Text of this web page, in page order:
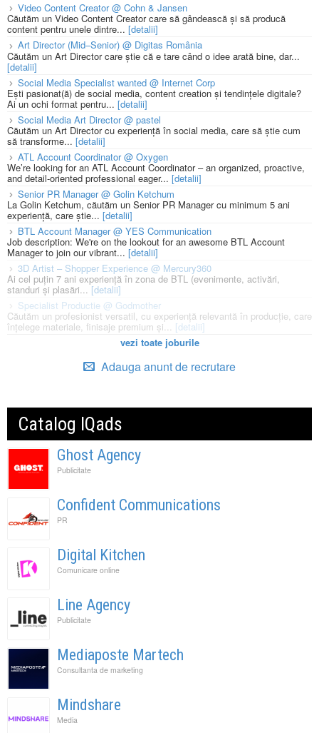
Video Content Creator @ Cohn & Jansen
Căutăm un Video Content Creator care să gândească și să producă
content pentru unele dintre... [detalii]
Art Director (Mid–Senior) @ Digitas România
Căutăm un Art Director care știe că e tare când o idee arată bine, dar...
[detalii]
Social Media Specialist wanted @ Internet Corp
Ești pasionat(ă) de social media, content creation și tendințele digitale?
Ai un ochi format pentru... [detalii]
Social Media Art Director @ pastel
Căutăm un Art Director cu experiență în social media, care să știe cum
să transforme... [detalii]
ATL Account Coordinator @ Oxygen
We’re looking for an ATL Account Coordinator – an organized, proactive,
and detail-oriented professional eager... [detalii]
Senior PR Manager @ Golin Ketchum
La Golin Ketchum, căutăm un Senior PR Manager cu minimum 5 ani
experiență, care știe... [detalii]
BTL Account Manager @ YES Communication
Job description: We're on the lookout for an awesome BTL Account
Manager to join our vibrant... [detalii]
3D Artist – Shopper Experience @ Mercury360
Ai cel puțin 7 ani experiență în zona de BTL (evenimente, activări,
standuri și plasări...[detalii]
Specialist Productie @ Godmother
Căutăm un profesionist versatil, cu experiență relevantă în producție, care
înțelege materiale, finisaje premium și... [detalii]
vezi toate joburile
Adauga anunt de recrutare
Catalog IQads
Ghost Agency
Publicitate
Confident Communications
PR
Digital Kitchen
Comunicare online
Line Agency
Publicitate
Mediaposte Martech
Consultanta de marketing
Mindshare
Media